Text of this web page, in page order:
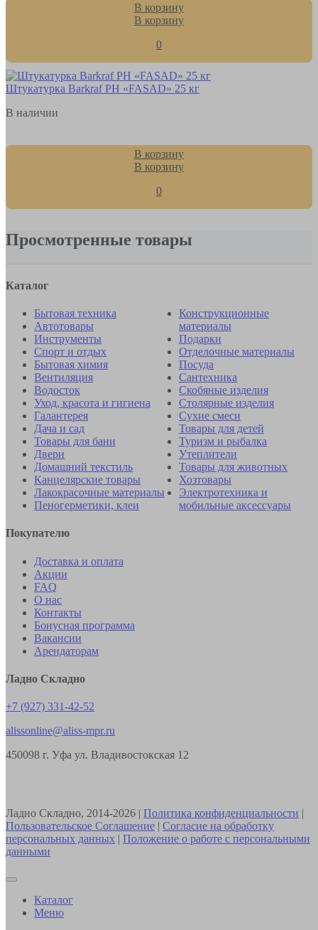
В корзину
В корзину
0
Штукатурка Barkraf РН «FASAD» 25 кг
В наличии
В корзину
В корзину
0
Просмотренные товары
Каталог
Бытовая техника
Автотовары
Инструменты
Спорт и отдых
Бытовая химия
Вентиляция
Водосток
Уход, красота и гигиена
Галантерея
Дача и сад
Товары для бани
Двери
Домашний текстиль
Канцелярские товары
Лакокрасочные материалы
Пеногерметики, клеи
Конструкционные
материалы
Подарки
Отделочные материалы
Посуда
Сантехника
Скобяные изделия
Столярные изделия
Сухие смеси
Товары для детей
Туризм и рыбалка
Утеплители
Товары для животных
Хозтовары
Электротехника и
мобильные аксессуары
Покупателю
Доставка и оплата
Акции
FAQ
О нас
Контакты
Бонусная программа
Вакансии
Арендаторам
Ладно Складно
+7 (927) 331-42-52
alissonline@aliss-mpr.ru
450098 г. Уфа ул. Владивостокская 12
Ладно Складно, 2014-2026 | Политика конфиденциальности |
Пользовательское Соглашение | Согласие на обработку
персональных данных | Положение о работе с персональными
данными
Каталог
Меню